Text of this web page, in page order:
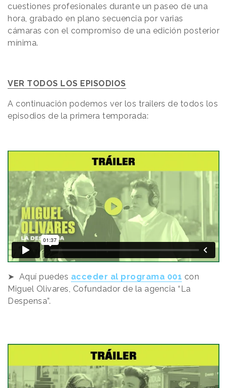
cuestiones profesionales durante un paseo de una
hora, grabado en plano secuencia por varias
cámaras con el compromiso de una edición posterior
mínima.
VER TODOS LOS EPISODIOS
A continuación podemos ver los trailers de todos los
episodios de la primera temporada:
➤ Aquí puedes acceder al programa 001 con
Miguel Olivares, Cofundador de la agencia “La
Despensa”.